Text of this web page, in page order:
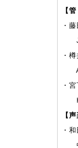
【
・
J.
・
A.
・
H.
【
・
中